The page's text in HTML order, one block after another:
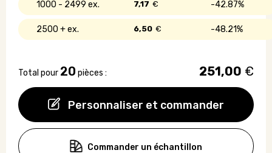
Personnaliser et commander
1000 - 2499 42.87%
7,17 €
2500 + 48.21%
6,50 €
Total pour 20 pièces : 251,00 €
Commander un échantillon